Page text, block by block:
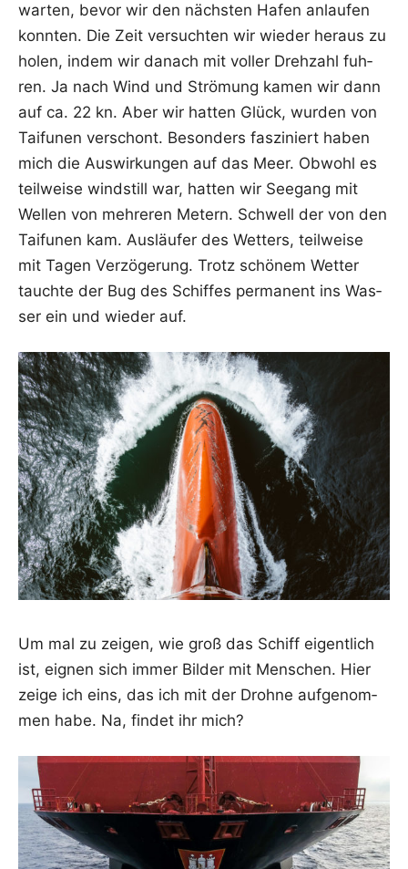
war­ten, bevor wir den nächs­ten Hafen anlau­fen
konn­ten. Die Zeit ver­such­ten wir wie­der her­aus zu
holen, indem wir danach mit vol­ler Dreh­zahl fuh­
ren. Ja nach Wind und Strö­mung kamen wir dann
auf ca. 22 kn. Aber wir hat­ten Glück, wur­den von
Tai­fu­nen ver­schont. Beson­ders fas­zi­niert haben
mich die Aus­wir­kun­gen auf das Meer. Obwohl es
teil­wei­se wind­still war, hat­ten wir See­gang mit
Wel­len von meh­re­ren Metern. Schwell der von den
Tai­fu­nen kam. Aus­läu­fer des Wet­ters, teil­wei­se
mit Tagen Ver­zö­ge­rung. Trotz schö­nem Wet­ter
tauch­te der Bug des Schif­fes per­ma­nent ins Was­
ser ein und wie­der auf.
Um mal zu zei­gen, wie groß das Schiff eigent­lich
ist, eig­nen sich immer Bil­der mit Men­schen. Hier
zei­ge ich eins, das ich mit der Droh­ne auf­ge­nom­
men habe. Na, fin­det ihr mich?